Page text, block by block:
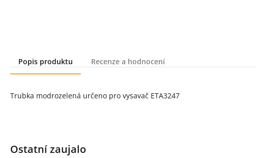
Popis produktu
Recenze a hodnocení
Trubka modrozelená určeno pro vysavač ETA3247
Ostatní zaujalo